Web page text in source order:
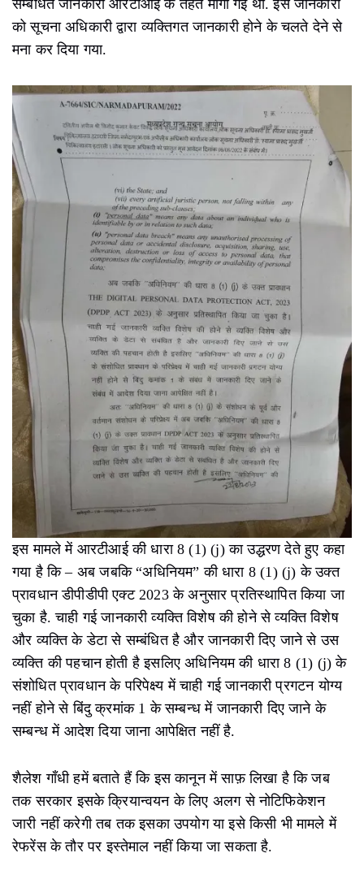
सम्बंधित जानकारी आरटीआई के तहत माँगी गई थी. इस जानकारी
को सूचना अधिकारी द्वारा व्यक्तिगत जानकारी होने के चलते देने से
मना कर दिया गया.
इस मामले में आरटीआई की धारा 8 (1) (j) का उद्धरण देते हुए कहा
गया है कि – अब जबकि “अधिनियम” की धारा 8 (1) (j) के उक्त
प्रावधान डीपीडीपी एक्ट 2023 के अनुसार प्रतिस्थापित किया जा
चुका है. चाही गई जानकारी व्यक्ति विशेष की होने से व्यक्ति विशेष
और व्यक्ति के डेटा से सम्बंधित है और जानकारी दिए जाने से उस
व्यक्ति की पहचान होती है इसलिए अधिनियम की धारा 8 (1) (j) के
संशोधित प्रावधान के परिपेक्ष्य में चाही गई जानकारी प्रगटन योग्य
नहीं होने से बिंदु क्रमांक 1 के सम्बन्ध में जानकारी दिए जाने के
सम्बन्ध में आदेश दिया जाना आपेक्षित नहीं है.
शैलेश गाँधी हमें बताते हैं कि इस कानून में साफ़ लिखा है कि जब
तक सरकार इसके क्रियान्वयन के लिए अलग से नोटिफिकेशन
जारी नहीं करेगी तब तक इसका उपयोग या इसे किसी भी मामले में
रेफरेंस के तौर पर इस्तेमाल नहीं किया जा सकता है.